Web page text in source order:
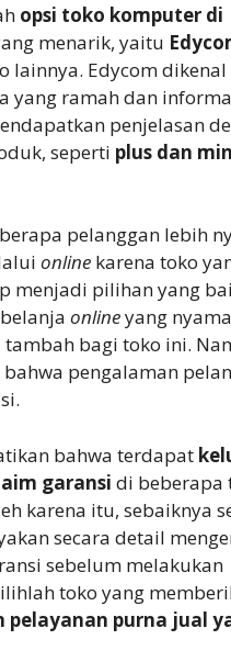
opsi toko komputer di
menarik, yaitu
lainnya. Edycom
yang ramah dan
penjelasan
seperti plus dan
pelanggan lebih
online karena toko
menjadi pilihan yang
onlineyang
bagi toko ini.
pengalaman
bahwa terdapat
garansi di beberapa
karena itu, sebaiknya
secara detail
sebelum melakukan
toko yang
pelayanan purna jual